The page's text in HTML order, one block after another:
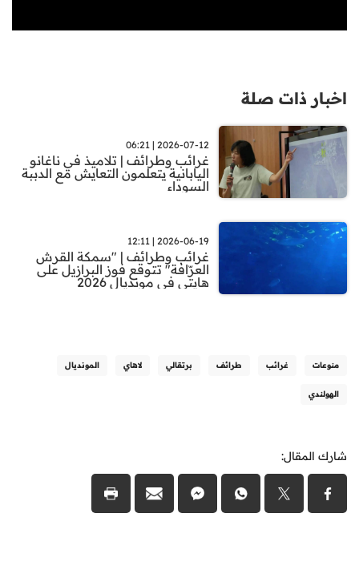
اخبار ذات صلة
2026-07-12 | 06:21
غرائب وطرائف | تلاميذ في ناغانو
اليابانية يتعلمون التعايش مع الدببة
السوداء
2026-06-19 | 12:11
غرائب وطرائف | "سمكة القرش
العرّافة" تتوقع فوز البرازيل على
هايتي في مونديال 2026
منوعات غرائب طرائف برتقالي لاهاي المونديال
الهولندي
شارك المقال: